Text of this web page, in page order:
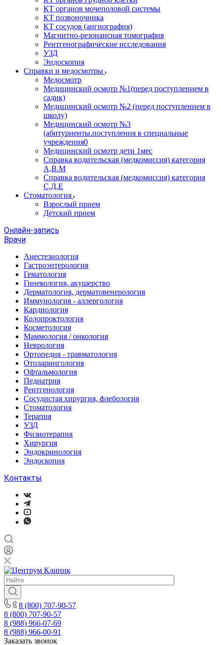
КТ органов мочеполовой системы
КТ позвоночника
КТ сосудов (ангиография)
Магнитно-резонансная томография
Рентгенографические исследования
УЗД
Эндоскопия
Справки и медосмотры
Медосмотр
Медицинский осмотр №1(перед поступлением в
садик)
Медицинский осмотр №2 (перед поступлением в
школу)
Медицинский осмотр №3
(абитуриенты.поступления в специальные
учреждения0
Медицинский осмотр дети 1мес
Справка водительская (медкомиссия) категория
А,В.М
Справка водительская (медкомиссия) категория
С,Д,Е
Стоматология
Взрослый прием
Детский прием
Онлайн-запись
Врачи
Анестезиология
Гастроэнтерология
Гематология
Гинекология, акушерство
Дерматология, дерматовенерология
Иммунология - аллергология
Кардиология
Колопроктология
Косметология
Маммология / онкология
Неврология
Ортопедия - травматология
Отоларингология
Офтальмология
Педиатрия
Рентгенология
Сосудистая хирургия, флебология
Стоматология
Терапия
УЗД
Физиотерапия
Хирургия
Эндокринология
Эндоскопия
Контакты
8 (800) 707-90-57
8 (800) 707-90-57
8 (988) 966-07-69
8 (988) 966-00-91
Заказать звонок